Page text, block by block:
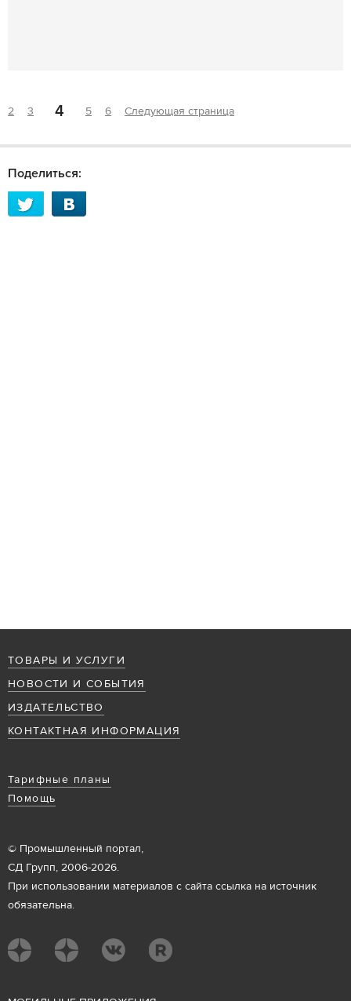
2 3 4 5 6 Следующая страница
Поделиться:
ТОВАРЫ И УСЛУГИ
НОВОСТИ И СОБЫТИЯ
ИЗДАТЕЛЬСТВО
КОНТАКТНАЯ ИНФОРМАЦИЯ
Тарифные планы
Помощь
© Промышленный портал,
СД Групп, 2006-2026.
При использовании материалов с сайта ссылка на источник
обязательна.